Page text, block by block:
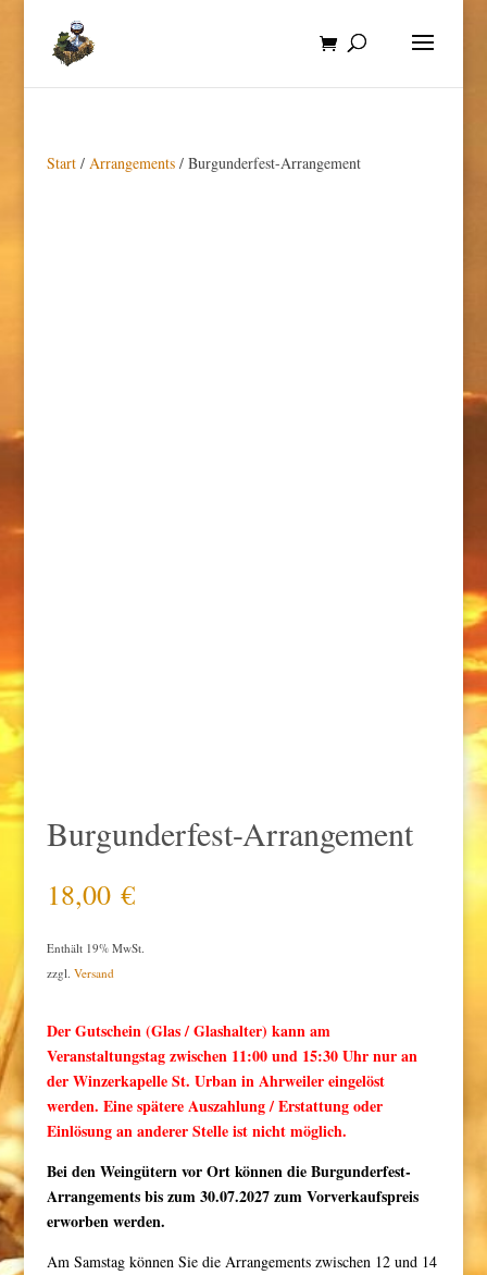
Start/ Arrangements/ Burgunderfest-Arrangement
Burgunderfest-Arrangement
18,00 €
Enthält 19% MwSt.
zzgl. Versand
Der Gutschein (Glas / Glashalter) kann am
Veranstaltungstag zwischen 11:00 und 15:30 Uhr nur an
der Winzerkapelle St. Urban in Ahrweiler eingelöst
werden. Eine spätere Auszahlung / Erstattung oder
Einlösung an anderer Stelle ist nicht möglich.
Bei den Weingütern vor Ort können die Burgunderfest-
Arrangements bis zum 30.07.2027 zum Vorverkaufspreis
erworben werden.
Am Samstag können Sie die Arrangements zwischen 12 und 14